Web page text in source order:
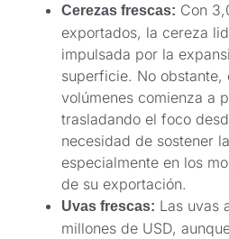
Cerezas frescas: Con
exportados, la cereza
impulsada por la
superficie. No obstante,
volúmenes comienza a
trasladando el foco
necesidad de sostener
especialmente en los
de su exportación.
Uvas frescas: Las uvas
millones de USD,